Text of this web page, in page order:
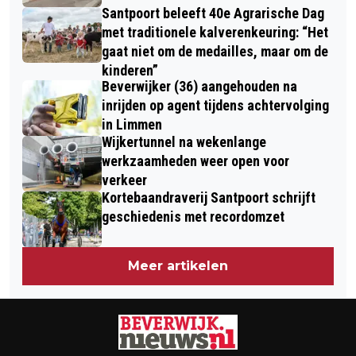
Santpoort beleeft 40e Agrarische Dag
met traditionele kalverenkeuring: “Het
gaat niet om de medailles, maar om de
kinderen”
Beverwijker (36) aangehouden na
inrijden op agent tijdens achtervolging
in Limmen
Wijkertunnel na wekenlange
werkzaamheden weer open voor
verkeer
Kortebaandraverij Santpoort schrijft
geschiedenis met recordomzet
Meer artikelen